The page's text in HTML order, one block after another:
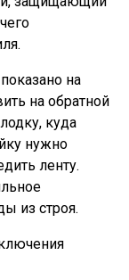
на
на обратной
куда
нужно
ленту.
из строя.